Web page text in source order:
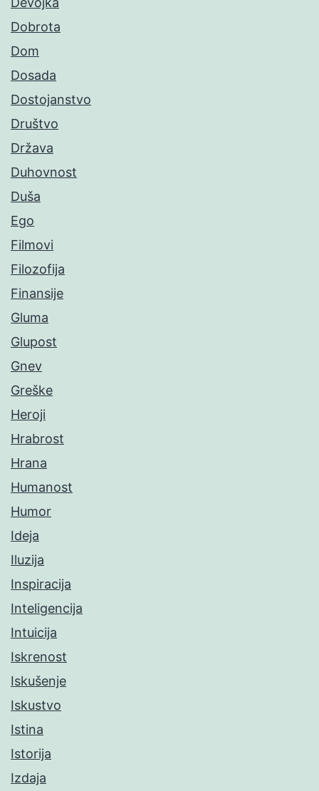
Dobrota
Dom
Dosada
Dostojanstvo
Društvo
Država
Duhovnost
Duša
Ego
Filmovi
Filozofija
Finansije
Gluma
Glupost
Gnev
Greške
Heroji
Hrabrost
Hrana
Humanost
Humor
Ideja
Iluzija
Inspiracija
Inteligencija
Intuicija
Iskrenost
Iskušenje
Iskustvo
Istina
Istorija
Izdaja